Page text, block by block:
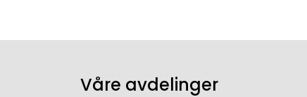
Våre avdelinger